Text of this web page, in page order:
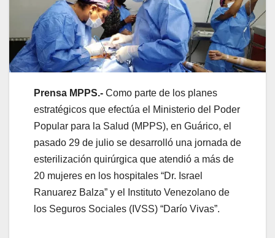
Prensa MPPS.- Como parte de los planes
estratégicos que efectúa el Ministerio del Poder
Popular para la Salud (MPPS), en Guárico, el
pasado 29 de julio se desarrolló una jornada de
esterilización quirúrgica que atendió a más de
20 mujeres en los hospitales “Dr. Israel
Ranuarez Balza” y el Instituto Venezolano de
los Seguros Sociales (IVSS) “Darío Vivas”.